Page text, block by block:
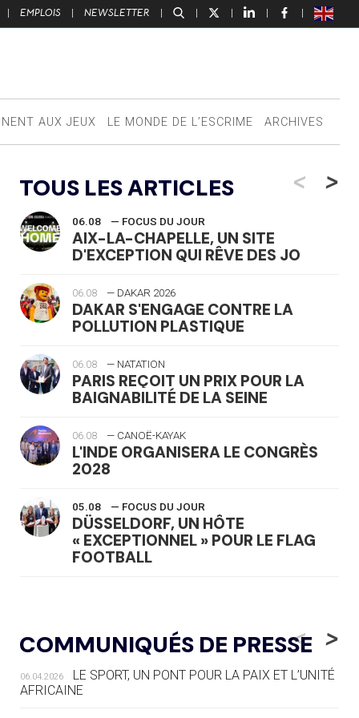
| EMPLOIS | NEWSLETTER | | | | |
AUX JEUX LE MONDE DE L’ESCRIME ARCHIVES
TOUS LES ARTICLES <
06.08 — FOCUS DU JOUR
AIX-LA-CHAPELLE, UN SITE
D'EXCEPTION QUI RÊVE DES JO
06.08 — DAKAR 2026
DAKAR S'ENGAGE CONTRE LA
POLLUTION PLASTIQUE
06.08 — NATATION
PARIS REÇOIT UN PRIX POUR LA
BAIGNABILITÉ DE LA SEINE
06.08 — CANOË-KAYAK
L'INDE ORGANISERA LE CONGRÈS
2028
05.08 — FOCUS DU JOUR
DÜSSELDORF, UN HÔTE
« EXCEPTIONNEL » POUR LE FLAG
FOOTBALL
LE RÊVE DE VOIR LA LUGE ALPINE
AUX JO « N'EST PAS FINI »
05.08 — TIR À L'ARC
DES MONDIAUX À BRISBANE SUR LA
>
COMMUNIQUÉS DE PRESSE
<
06.04.2026
LE SPORT, UN PONT POUR LA PAIX ET L’UNITÉ
AFRICAINE
>